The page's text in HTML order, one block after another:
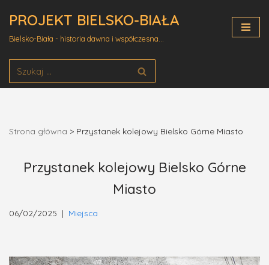
treści
PROJEKT BIELSKO-BIAŁA
Bielsko-Biała - historia dawna i współczesna...
Strona główna > Przystanek kolejowy Bielsko Górne Miasto
Przystanek kolejowy Bielsko Górne
Miasto
06/02/2025 Miejsca